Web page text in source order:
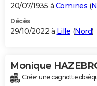
20/07/1935 à Comines (
Décès
29/10/2022 à Lille (Nord)
Monique
Créer une cagnotte